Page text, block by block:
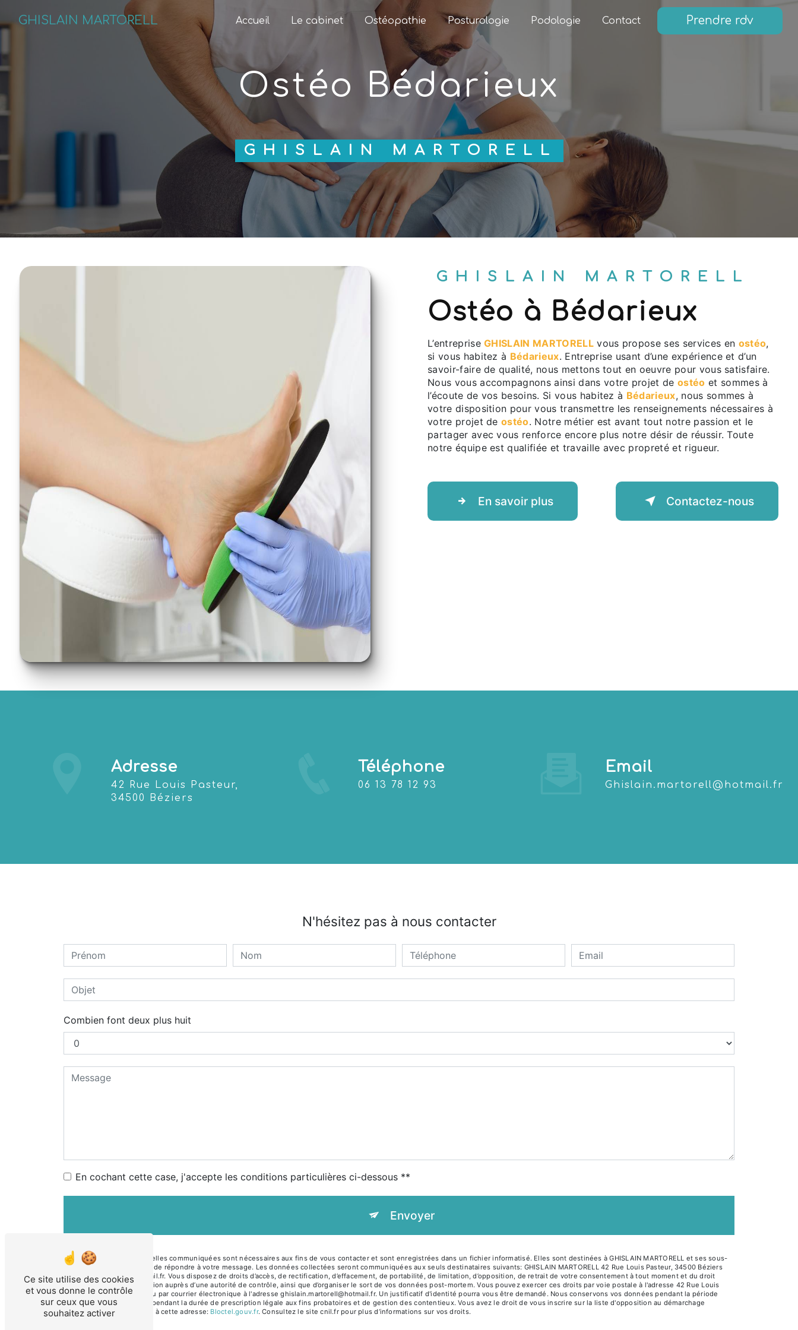
GHISLAIN MARTORELL Accueil Le cabinet Ostéopathie Posturologie Podologie Contact Prendre rdv
ostéo Bédarieux
GHISLAIN MARTORELL
GHISLAIN MARTORELL
ostéo à Bédarieux
L’entrepriseGHISLAIN MARTORELLvous propose ses services en ostéo,
si vous habitez à Bédarieux. Entreprise usant d’une expérience et d’un
savoir-faire de qualité, nous mettons tout en oeuvre pour vous satisfaire.
Nous vous accompagnons ainsi dans votre projet deostéo et sommes à
l’écoute de vos besoins. Si vous habitez à Bédarieux, nous sommes à
votre disposition pour vous transmettre les renseignements nécessaires à
votre projet deostéo. Notre métier est avant tout notre passion et le
partager avec vous renforce encore plus notre désir de réussir. Toute
notre équipe est qualifiée et travaille avec propreté et rigueur.
En savoir plus Contactez-nous
Adresse
42 Rue Louis Pasteur,
34500 Béziers
Téléphone
06 13 78 12 93
Email
ghislain.martorell@hotmail.fr
N'hésitez pas à nous contacter
Combien font deux plus huit
En cochant cette case, j'accepte les conditions particulières ci-dessous **
Envoyer
** Les données personnelles communiquées sont nécessaires aux fins de vous contacter et sont enregistrées dans un fichier informatisé. Elles sont destinées à GHISLAIN MARTORELL et ses sous-
traitants dans le seul but de répondre à votre message. Les données collectées seront communiquées aux seuls destinataires suivants: GHISLAIN MARTORELL 42 Rue Louis Pasteur, 34500 Béziers
ghislain.martorell@hotmail.fr. Vous disposez de droits d’accès, de rectification, d’effacement, de portabilité, de limitation, d’opposition, de retrait de votre consentement à tout moment et du droit
d’introduire une réclamation auprès d’une autorité de contrôle, ainsi que d’organiser le sort de vos données post-mortem. Vous pouvez exercer ces droits par voie postale à l'adresse 42 Rue Louis
Pasteur, 34500 Béziers ou par courrier électronique à l'adresse ghislain.martorell@hotmail.fr. Un justificatif d'identité pourra vous être demandé. Nous conservons vos données pendant la période
de prise de contact puis pendant la durée de prescription légale aux fins probatoires et de gestion des contentieux. Vous avez le droit de vous inscrire sur la liste d'opposition au démarchage
téléphonique, disponible à cette adresse:
Bloctel.gouv.fr. Consultez le site cnil.fr pour plus d’informations sur vos droits.
Panneau de gestion des cookies
Ce site utilise des cookies
et vous donne le contrôle
sur ceux que vous
souhaitez activer